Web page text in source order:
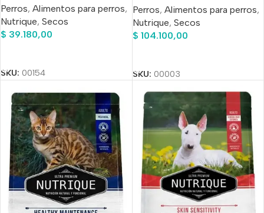
Perros, Alimentos para perros,
Nutrique, Secos
$ 39.180,00
SKU: 00154
Perros, Alimentos para perros,
Nutrique, Secos
$ 104.100,00
SKU: 00003